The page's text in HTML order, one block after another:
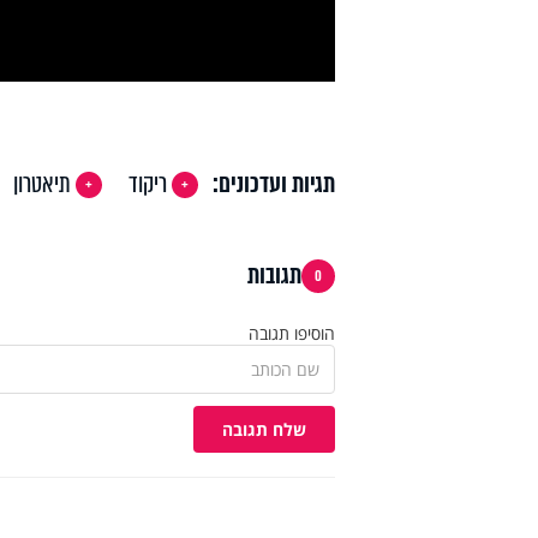
תגיות ועדכונים: ריקוד תיאטרון
0 תגובות
הוסיפו תגובה
שלח תגובה